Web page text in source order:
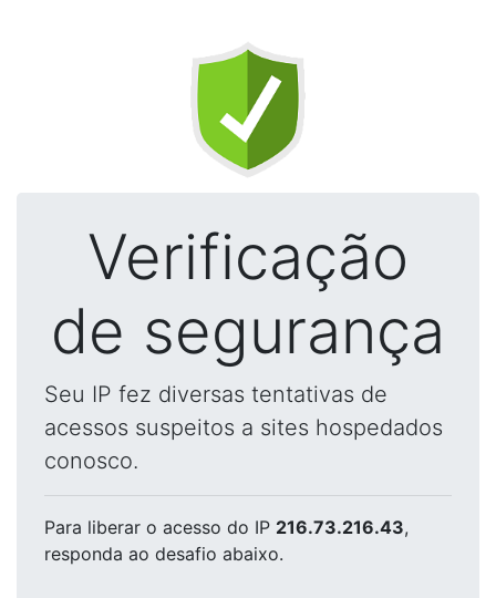
Verificação
de segurança
Seu IP fez diversas tentativas de
acessos suspeitos a sites hospedados
conosco.
Para liberar o acesso do IP 216.73.216.43,
responda ao desafio abaixo.